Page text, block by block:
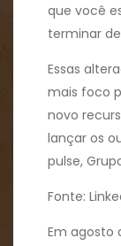
que você
terminar
Essas
mais foco
novo
lançar os
pulse,
Fonte:
Em agosto